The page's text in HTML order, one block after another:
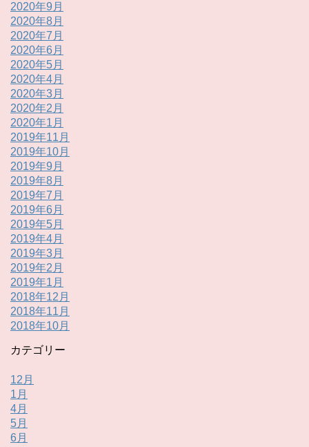
2020年9月
2020年8月
2020年7月
2020年6月
2020年5月
2020年4月
2020年3月
2020年2月
2020年1月
2019年11月
2019年10月
2019年9月
2019年8月
2019年7月
2019年6月
2019年5月
2019年4月
2019年3月
2019年2月
2019年1月
2018年12月
2018年11月
2018年10月
カテゴリー
12月
1月
4月
5月
6月